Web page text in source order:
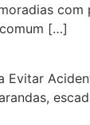
com
[…]